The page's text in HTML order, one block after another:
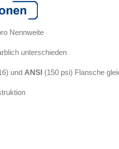
Nennweite
unterschieden
und ANSI (150 psi) Flansche